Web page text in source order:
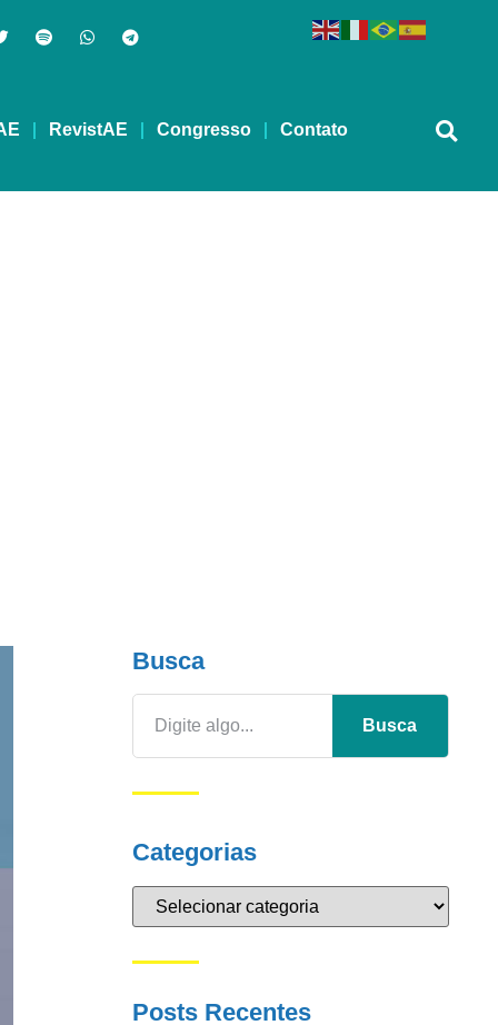
RevistAE Congresso Contato
Busca
Busca
Categorias
Posts Recentes